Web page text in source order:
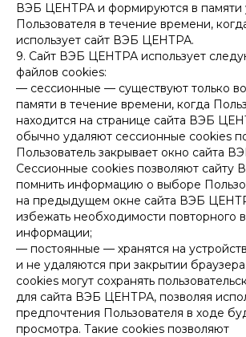
ВЭБ ЦЕНТРА и формируются в памяти
Пользователя в течение времени,
использует сайт ВЭБ ЦЕНТРА.
9. Сайт ВЭБ ЦЕНТРА использует
файлов сookies:
— сессионные — существуют только
памяти в течение времени, когда
находится на странице сайта ВЭБ
обычно удаляют сессионные сookies
Пользователь закрывает окно сайта
Сессионные сookies позволяют
помнить информацию о выборе
на предыдущем окне сайта ВЭБ
избежать необходимости повторного
информации;
— постоянные — хранятся на
и не удаляются при закрытии
cookies могут сохранять
для сайта ВЭБ ЦЕНТРА, позволяя
предпочтения Пользователя в ходе
просмотра. Такие сookies позволяют